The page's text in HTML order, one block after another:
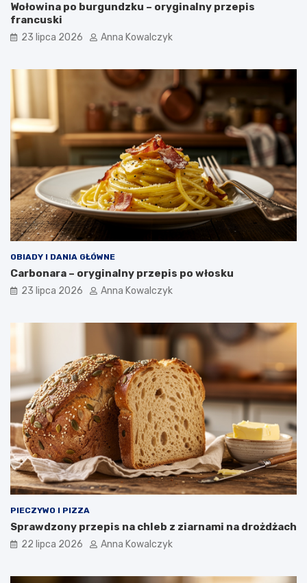
Wołowina po burgundzku – oryginalny przepis
francuski
23 lipca 2026 Anna Kowalczyk
OBIADY I DANIA GŁÓWNE
Carbonara – oryginalny przepis po włosku
23 lipca 2026 Anna Kowalczyk
PIECZYWO I PIZZA
Sprawdzony przepis na chleb z ziarnami na drożdżach
22 lipca 2026 Anna Kowalczyk